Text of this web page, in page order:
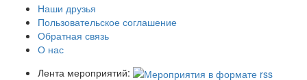
Наши друзья
Пользовательское соглашение
Обратная связь
О нас
Лента мероприятий: